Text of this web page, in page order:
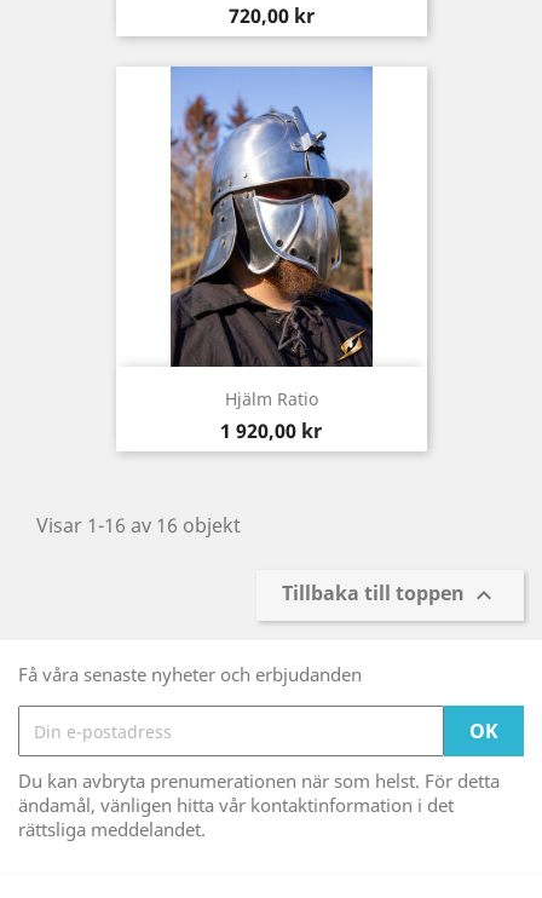
Pris
720,00 kr
Hjälm Ratio
Pris
1 920,00 kr
Visar 1-16 av 16 objekt
Tillbaka till toppen 
Få våra senaste nyheter och erbjudanden
Du kan avbryta prenumerationen när som helst. För detta
ändamål, vänligen hitta vår kontaktinformation i det
rättsliga meddelandet.